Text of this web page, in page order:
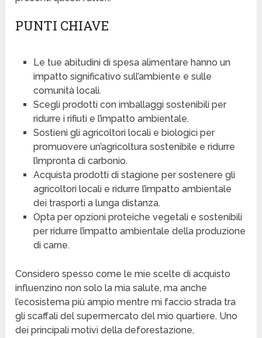
PUNTI CHIAVE
Le tue abitudini di spesa alimentare hanno un
impatto significativo sull’ambiente e sulle
comunità locali.
Scegli prodotti con imballaggi sostenibili per
ridurre i rifiuti e l’impatto ambientale.
Sostieni gli agricoltori locali e biologici per
promuovere un’agricoltura sostenibile e ridurre
l’impronta di carbonio.
Acquista prodotti di stagione per sostenere gli
agricoltori locali e ridurre l’impatto ambientale
dei trasporti a lunga distanza.
Opta per opzioni proteiche vegetali e sostenibili
per ridurre l’impatto ambientale della produzione
di carne.
Considero spesso come le mie scelte di acquisto
influenzino non solo la mia salute, ma anche
l’ecosistema più ampio mentre mi faccio strada tra
gli scaffali del supermercato del mio quartiere. Uno
dei principali motivi della deforestazione,